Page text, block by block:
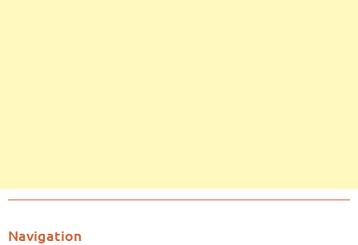
Navigation